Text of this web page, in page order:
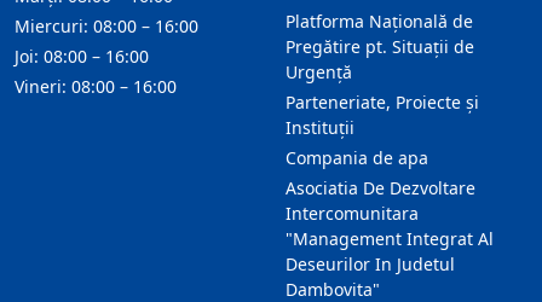
Platforma Națională de
Pregătire pt. Situații de
Urgență
Parteneriate, Proiecte și
Instituții
Compania de apa
Asociatia De Dezvoltare
Intercomunitara
"Management Integrat Al
Deseurilor In Judetul
Dambovita"
Miercuri: 08:00 – 16:00
Joi: 08:00 – 16:00
Vineri: 08:00 – 16:00